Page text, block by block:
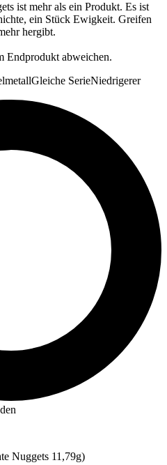
ist mehr als ein Produkt. Es ist
ein Stück Ewigkeit. Greifen
hergibt.
Endprodukt abweichen.
Gleiche SerieNiedrigerer
Nuggets 11,79g)